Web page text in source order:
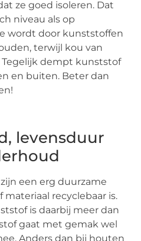
ze goed isoleren. Dat
niveau als op
wordt door kunststoffen
terwijl kou van
dempt kunststof
en buiten. Beter dan
levensduur
een erg duurzame
recyclebaar is.
is daarbij meer dan
gaat met gemak wel
Anders dan bij houten